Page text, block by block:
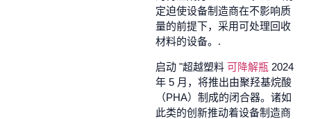
定迫使设备制造商在不影响质
量的前提下，采用可处理回收
材料的设备。.
启动 "超越塑料 可降解瓶 2024
年 5 月，将推出由聚羟基烷酸
（PHA）制成的闭合器。诸如
此类的创新推动着设备制造商